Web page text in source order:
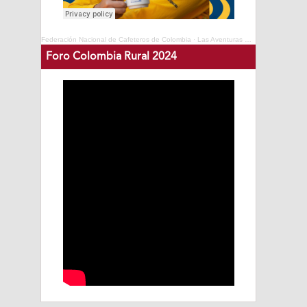
Federación Nacional de Cafeteros de Colombia · Las Aventuras del Profesor Yarumo - Cafés de Colombia Expo 2025
Foro Colombia Rural 2024